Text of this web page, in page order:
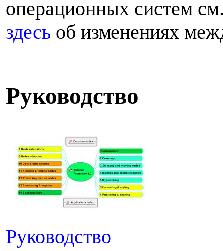
операционных систем
здесь об изменениях
Руководство
Руководство